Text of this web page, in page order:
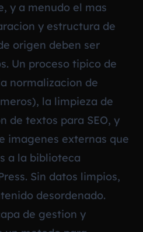
y a menudo el mas
y estructura de
origen deben ser
Un proceso tipico de
normalizacion de
la limpieza de
de textos para SEO, y
imagenes externas que
a la biblioteca
Sin datos limpios,
desordenado.
de gestion y